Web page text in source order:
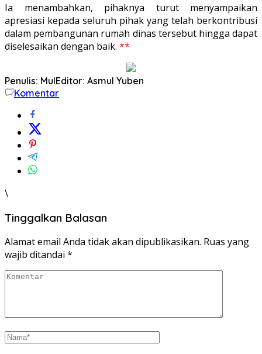
Ia menambahkan, pihaknya turut menyampaikan
apresiasi kepada seluruh pihak yang telah berkontribusi
dalam pembangunan rumah dinas tersebut hingga dapat
diselesaikan dengan baik. **
Penulis: MulEditor: Asmul Yuben
Komentar
\
Tinggalkan Balasan
Alamat email Anda tidak akan dipublikasikan. Ruas yang
wajib ditandai *